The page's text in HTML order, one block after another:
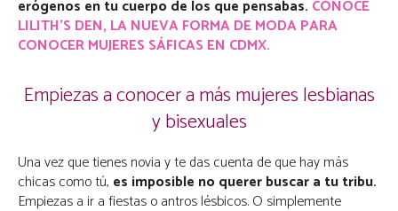
erógenos en tu cuerpo de los que pensabas. CONOCE
LILITH’S DEN, LA NUEVA FORMA DE MODA PARA
CONOCER MUJERES SÁFICAS EN CDMX.
Empiezas a conocer a más mujeres lesbianas
y bisexuales
Una vez que tienes novia y te das cuenta de que hay más
chicas como tú, es imposible no querer buscar a tu tribu.
Empiezas a ir a fiestas o antros lésbicos. O simplemente